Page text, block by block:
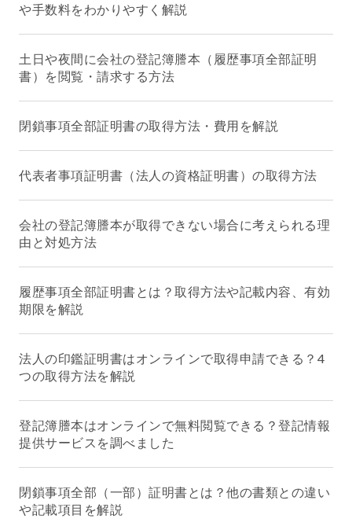
や手数料をわかりやすく解説
土日や夜間に会社の登記簿謄本（履歴事項全部証明
書）を閲覧・請求する方法
閉鎖事項全部証明書の取得方法・費用を解説
代表者事項証明書（法人の資格証明書）の取得方法
会社の登記簿謄本が取得できない場合に考えられる理
由と対処方法
履歴事項全部証明書とは？取得方法や記載内容、有効
期限を解説
法人の印鑑証明書はオンラインで取得申請できる？4
つの取得方法を解説
登記簿謄本はオンラインで無料閲覧できる？登記情報
提供サービスを調べました
閉鎖事項全部（一部）証明書とは？他の書類との違い
や記載項目を解説